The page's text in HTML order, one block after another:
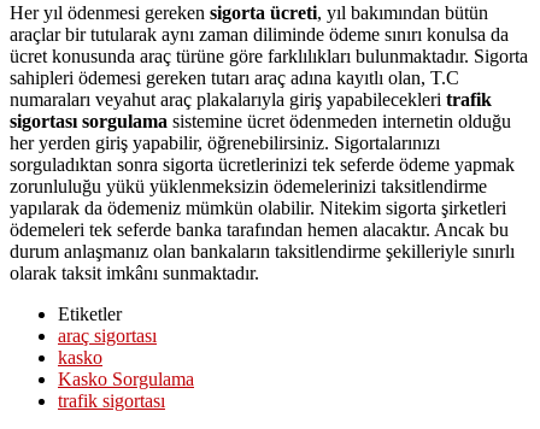
Her yıl ödenmesi gereken sigorta ücreti, yıl bakımından bütün
araçlar bir tutularak aynı zaman diliminde ödeme sınırı konulsa da
ücret konusunda araç türüne göre farklılıkları bulunmaktadır. Sigorta
sahipleri ödemesi gereken tutarı araç adına kayıtlı olan, T.C
numaraları veyahut araç plakalarıyla giriş yapabilecekleri trafik
sigortası sorgulama sistemine ücret ödenmeden internetin olduğu
her yerden giriş yapabilir, öğrenebilirsiniz. Sigortalarınızı
sorguladıktan sonra sigorta ücretlerinizi tek seferde ödeme yapmak
zorunluluğu yükü yüklenmeksizin ödemelerinizi taksitlendirme
yapılarak da ödemeniz mümkün olabilir. Nitekim sigorta şirketleri
ödemeleri tek seferde banka tarafından hemen alacaktır. Ancak bu
durum anlaşmanız olan bankaların taksitlendirme şekilleriyle sınırlı
olarak taksit imkânı sunmaktadır.
Etiketler
araç sigortası
kasko
Kasko Sorgulama
trafik sigortası